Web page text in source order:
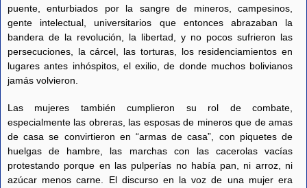
puente, enturbiados por la sangre de mineros, campesinos,
gente intelectual, universitarios que entonces abrazaban la
bandera de la revolución, la libertad, y no pocos sufrieron las
persecuciones, la cárcel, las torturas, los residenciamientos en
lugares antes inhóspitos, el exilio, de donde muchos bolivianos
jamás volvieron.
Las mujeres también cumplieron su rol de combate,
especialmente las obreras, las esposas de mineros que de amas
de casa se convirtieron en “armas de casa”, con piquetes de
huelgas de hambre, las marchas con las cacerolas vacías
protestando porque en las pulperías no había pan, ni arroz, ni
azúcar menos carne. El discurso en la voz de una mujer era